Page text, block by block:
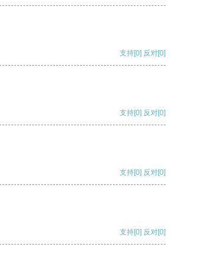
支持[0] 反对[0]
支持[0] 反对[0]
支持[0] 反对[0]
支持[0] 反对[0]